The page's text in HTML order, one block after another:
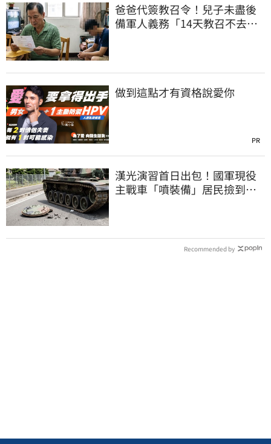
爸爸代簽教召令！兒子未盡後
備軍人義務「14天教召不去」
做到這點才有資格說愛你
PR
漢光演習首日出包！國軍現役
主戰車「噴裝備」居民撿到零
Recommended by